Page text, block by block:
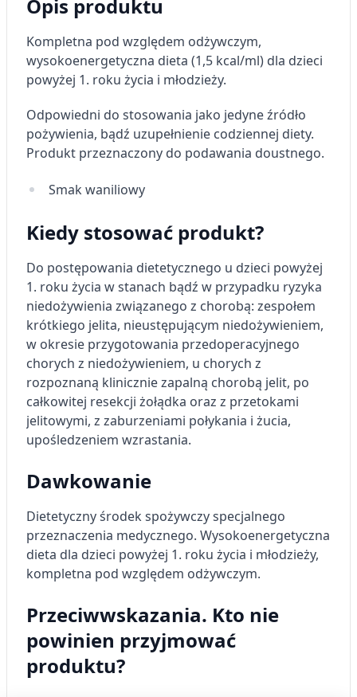
Opis produktu
Kompletna pod względem odżywczym,
wysokoenergetyczna dieta (1,5 kcal/ml) dla dzieci
powyżej 1. roku życia i młodzieży.
Odpowiedni do stosowania jako jedyne źródło
pożywienia, bądź uzupełnienie codziennej diety.
Produkt przeznaczony do podawania doustnego.
Smak waniliowy
Kiedy stosować produkt?
Do postępowania dietetycznego u dzieci powyżej
1. roku życia w stanach bądź w przypadku ryzyka
niedożywienia związanego z chorobą: zespołem
krótkiego jelita, nieustępującym niedożywieniem,
w okresie przygotowania przedoperacyjnego
chorych z niedożywieniem, u chorych z
rozpoznaną klinicznie zapalną chorobą jelit, po
całkowitej resekcji żołądka oraz z przetokami
jelitowymi, z zaburzeniami połykania i żucia,
upośledzeniem wzrastania.
Dawkowanie
Dietetyczny środek spożywczy specjalnego
przeznaczenia medycznego. Wysokoenergetyczna
dieta dla dzieci powyżej 1. roku życia i młodzieży,
kompletna pod względem odżywczym.
Przeciwwskazania. Kto nie
powinien przyjmować
produktu?